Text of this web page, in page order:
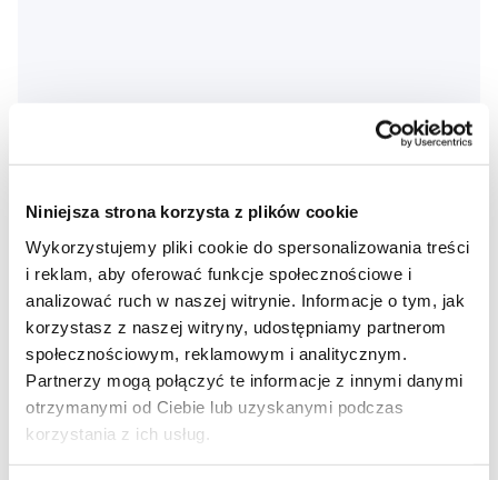
Niniejsza strona korzysta z plików cookie
Wykorzystujemy pliki cookie do spersonalizowania treści
i reklam, aby oferować funkcje społecznościowe i
analizować ruch w naszej witrynie. Informacje o tym, jak
korzystasz z naszej witryny, udostępniamy partnerom
społecznościowym, reklamowym i analitycznym.
Partnerzy mogą połączyć te informacje z innymi danymi
otrzymanymi od Ciebie lub uzyskanymi podczas
korzystania z ich usług.
Do koszyka
Natychmiast w1 sklepie
Doradzimy Ci